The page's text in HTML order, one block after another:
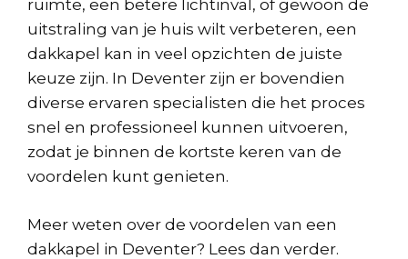
ruimte, een betere lichtinval, of gewoon de
uitstraling van je huis wilt verbeteren, een
dakkapel kan in veel opzichten de juiste
keuze zijn. In Deventer zijn er bovendien
diverse ervaren specialisten die het proces
snel en professioneel kunnen uitvoeren,
zodat je binnen de kortste keren van de
voordelen kunt genieten.
Meer weten over de voordelen van een
dakkapel in Deventer? Lees dan verder.